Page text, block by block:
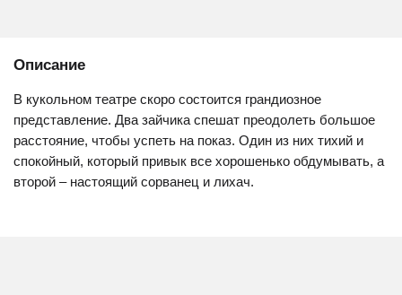
Описание
В кукольном театре скоро состоится грандиозное
представление. Два зайчика спешат преодолеть большое
расстояние, чтобы успеть на показ. Один из них тихий и
спокойный, который привык все хорошенько обдумывать, а
второй – настоящий сорванец и лихач.